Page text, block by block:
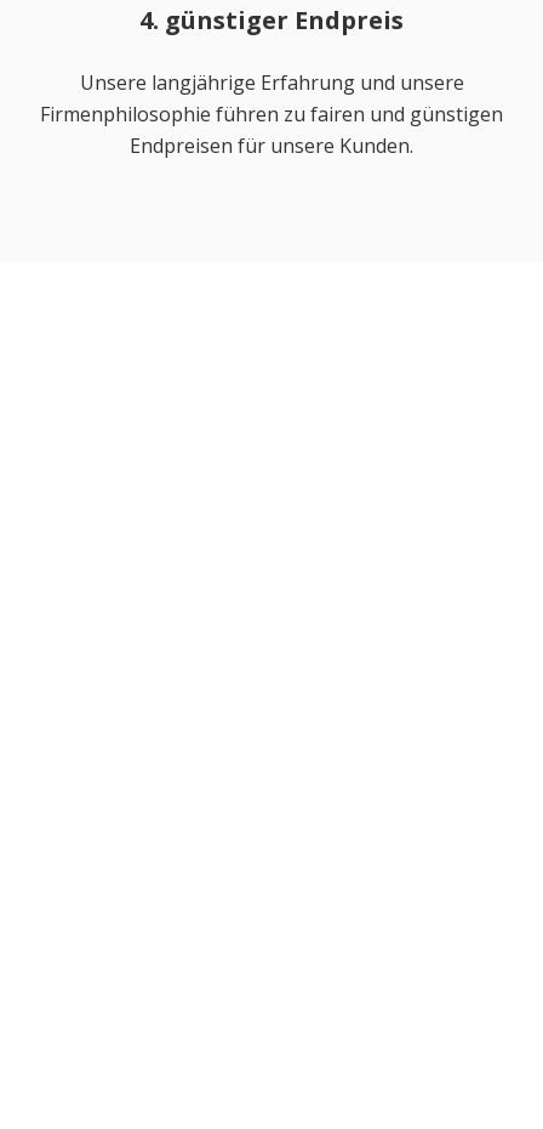
4. günstiger Endpreis
Unsere langjährige Erfahrung und unsere
Firmenphilosophie führen zu fairen und günstigen
Endpreisen für unsere Kunden.